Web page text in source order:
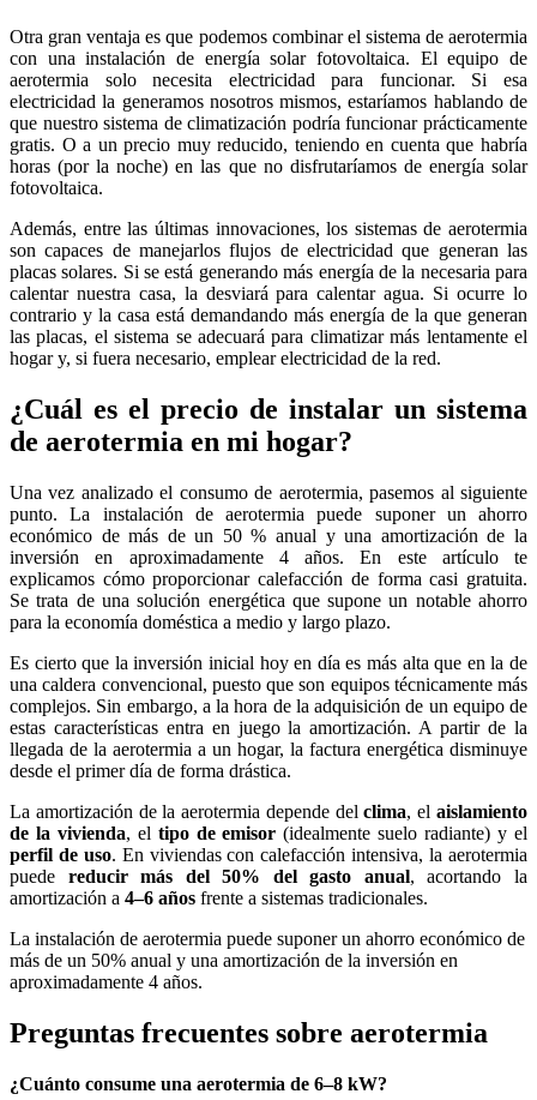
Otra gran ventaja es que podemos combinar el sistema de aerotermia
con una instalación de energía solar fotovoltaica. El equipo de
aerotermia solo necesita electricidad para funcionar. Si esa
electricidad la generamos nosotros mismos, estaríamos hablando de
que nuestro sistema de climatización podría funcionar prácticamente
gratis. O a un precio muy reducido, teniendo en cuenta que habría
horas (por la noche) en las que no disfrutaríamos de energía solar
fotovoltaica.
Además, entre las últimas innovaciones, los sistemas de aerotermia
son capaces de manejarlos flujos de electricidad que generan las
placas solares. Si se está generando más energía de la necesaria para
calentar nuestra casa, la desviará para calentar agua. Si ocurre lo
contrario y la casa está demandando más energía de la que generan
las placas, el sistema se adecuará para climatizar más lentamente el
hogar y, si fuera necesario, emplear electricidad de la red.
¿Cuál es el precio de instalar un sistema
de aerotermia en mi hogar?
Una vez analizado el consumo de aerotermia, pasemos al siguiente
punto. La instalación de aerotermia puede suponer un ahorro
económico de más de un 50 % anual y una amortización de la
inversión en aproximadamente 4 años. En este artículo te
explicamos cómo proporcionar calefacción de forma casi gratuita.
Se trata de una solución energética que supone un notable ahorro
para la economía doméstica a medio y largo plazo.
Es cierto que la inversión inicial hoy en día es más alta que en la de
una caldera convencional, puesto que son equipos técnicamente más
complejos. Sin embargo, a la hora de la adquisición de un equipo de
estas características entra en juego la amortización. A partir de la
llegada de la aerotermia a un hogar, la factura energética disminuye
desde el primer día de forma drástica.
La amortización de la aerotermia depende delclima, elaislamiento
de la vivienda, el tipo de emisor (idealmente suelo radiante) y el
perfil de uso. En viviendas con calefacción intensiva, la aerotermia
puede reducir más del 50% del gasto anual, acortando la
amortización a 4–6 años frente a sistemas tradicionales.
La instalación de aerotermia puede suponer un ahorro económico de
más de un 50% anual y una amortización de la inversión en
aproximadamente 4 años.
Preguntas frecuentes sobre aerotermia
¿Cuánto consume una aerotermia de 6–8 kW?